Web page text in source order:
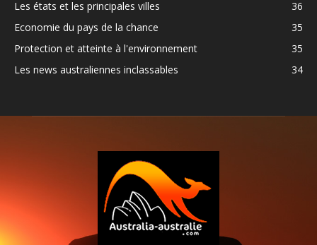
Les états et les principales villes
36
Economie du pays de la chance
35
Protection et atteinte à l'environnement
35
Les news australiennes inclassables
34